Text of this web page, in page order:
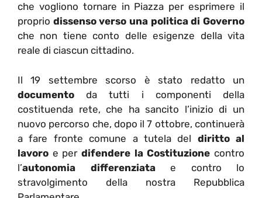
che vogliono tornare in Piazza per esprimere il
proprio dissenso verso una politica di Governo
che non tiene conto delle esigenze della vita
reale di ciascun cittadino.
Il 19 settembre scorso è stato redatto un
documento da tutti i componenti della
costituenda rete, che ha sancito l’inizio di un
nuovo percorso che, dopo il 7 ottobre, continuerà
a fare fronte comune a tutela del diritto al
lavoro e per difendere la Costituzione contro
l’autonomia differenziatae contro lo
stravolgimento della nostra Repubblica